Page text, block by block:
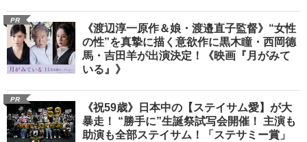
PR
《渡辺淳一原作＆娘・渡邉直子監督》“女性
の性”を真摯に描く意欲作に黒木瞳・西岡德
馬・吉田羊が出演決定！《映画『月がみて
いる』》
PR
《祝59歳》日本中の【ステイサム愛】が大
暴走！ “勝手に”生誕祭試写会開催！ 主演も
助演も全部ステイサム！「ステサミー賞」